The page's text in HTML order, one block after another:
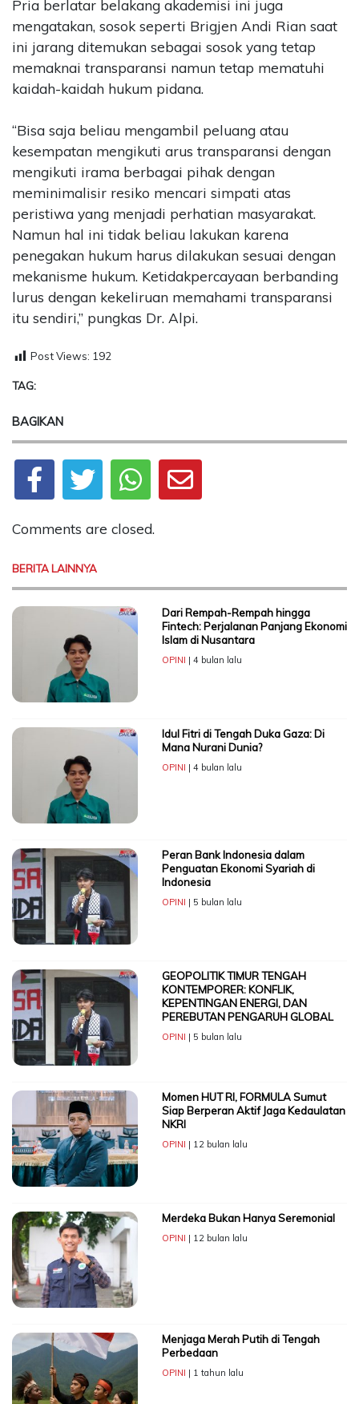
Pria berlatar belakang akademisi ini juga
mengatakan, sosok seperti Brigjen Andi Rian saat
ini jarang ditemukan sebagai sosok yang tetap
memaknai transparansi namun tetap mematuhi
kaidah-kaidah hukum pidana.
“Bisa saja beliau mengambil peluang atau
kesempatan mengikuti arus transparansi dengan
mengikuti irama berbagai pihak dengan
meminimalisir resiko mencari simpati atas
peristiwa yang menjadi perhatian masyarakat.
Namun hal ini tidak beliau lakukan karena
penegakan hukum harus dilakukan sesuai dengan
mekanisme hukum. Ketidakpercayaan berbanding
lurus dengan kekeliruan memahami transparansi
itu sendiri,” pungkas Dr. Alpi.
Post Views: 192
TAG:
BAGIKAN
Comments are closed.
BERITA LAINNYA
Dari Rempah-Rempah hingga
Fintech: Perjalanan Panjang Ekonomi
Islam di Nusantara
OPINI | 4 bulan lalu
Idul Fitri di Tengah Duka Gaza: Di
Mana Nurani Dunia?
OPINI | 4 bulan lalu
Peran Bank Indonesia dalam
Penguatan Ekonomi Syariah di
Indonesia
OPINI | 5 bulan lalu
GEOPOLITIK TIMUR TENGAH
KONTEMPORER: KONFLIK,
KEPENTINGAN ENERGI, DAN
PEREBUTAN PENGARUH GLOBAL
OPINI | 5 bulan lalu
Momen HUT RI, FORMULA Sumut
Siap Berperan Aktif Jaga Kedaulatan
NKRI
OPINI | 12 bulan lalu
Merdeka Bukan Hanya Seremonial
OPINI | 12 bulan lalu
Menjaga Merah Putih di Tengah
Perbedaan
OPINI | 1 tahun lalu